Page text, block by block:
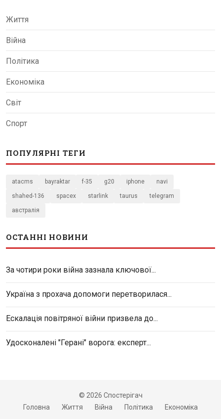
Життя
Війна
Політика
Економіка
Світ
Спорт
ПОПУЛЯРНІ ТЕГИ
atacms bayraktar f-35 g20 iphone navi
shahed-136 spacex starlink taurus telegram
австралія
ОСТАННІ НОВИНИ
За чотири роки війна зазнала ключової...
Україна з прохача допомоги перетворилася...
Ескалація повітряної війни призвела до...
Удосконалені "Герані" ворога: експерт...
© 2026 Спостерігач
Головна
Життя Війна Політика Економіка